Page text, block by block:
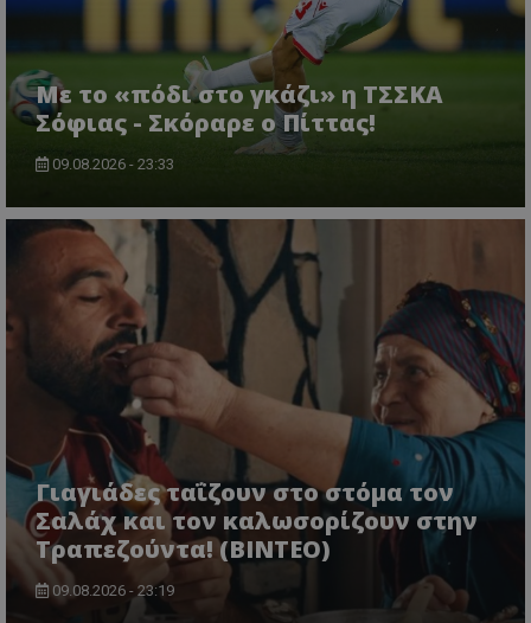
Με το «πόδι στο γκάζι» η ΤΣΣΚΑ
Σόφιας - Σκόραρε ο Πίττας!
09.08.2026 - 23:33
Γιαγιάδες ταΐζουν στο στόμα τον
Σαλάχ και τον καλωσορίζουν στην
Τραπεζούντα! (ΒΙΝΤΕΟ)
09.08.2026 - 23:19